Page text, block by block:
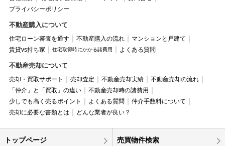
プライバシーポリシー
不動産購入について
住宅ローン審査を通す 不動産購入の流れ
マンションと戸建て
賃貸vs持ち家
住宅取得時にかかる諸費用 よくある質問
不動産売却について
売却・買取サポート 売却査定 不動産売却実績
不動産売却の流れ
「仲介」と「買取」の違い
不動産売却時の諸費用
少しでも高く売るポイント
よくある質問
仲介手数料について
売却に必要な書類とは
どんな業者が良い？
トップページ 売買物件検索